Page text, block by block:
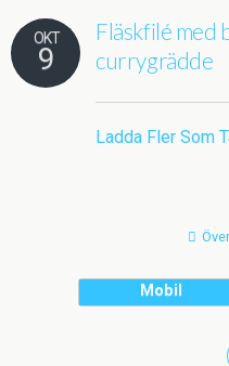
OKT
9
Fläskfilé med
currygrädde
Ladda Fler Som
Mobil